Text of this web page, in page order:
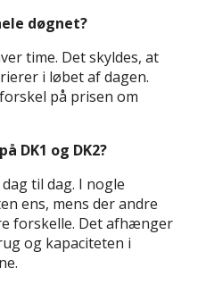
døgnet?
time. Det skyldes, at
i løbet af dagen.
på prisen om
DK1 og DK2?
til dag. I nogle
ens, mens der andre
forskelle. Det afhænger
og kapaciteten i